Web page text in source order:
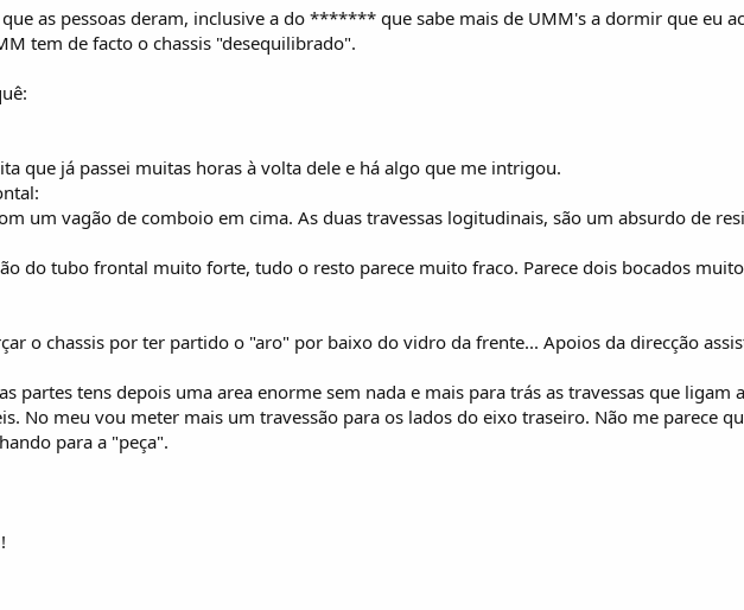
as pessoas deram, inclusive a do ******* que sabe mais de UMM's a dormir que eu
tem de facto o chassis "desequilibrado".
que já passei muitas horas à volta dele e há algo que me intrigou.
um vagão de comboio em cima. As duas travessas logitudinais, são um absurdo de
do tubo frontal muito forte, tudo o resto parece muito fraco. Parece dois bocados
o chassis por ter partido o "aro" por baixo do vidro da frente... Apoios da direcção
partes tens depois uma area enorme sem nada e mais para trás as travessas que ligam
No meu vou meter mais um travessão para os lados do eixo traseiro. Não me parece
para a "peça".